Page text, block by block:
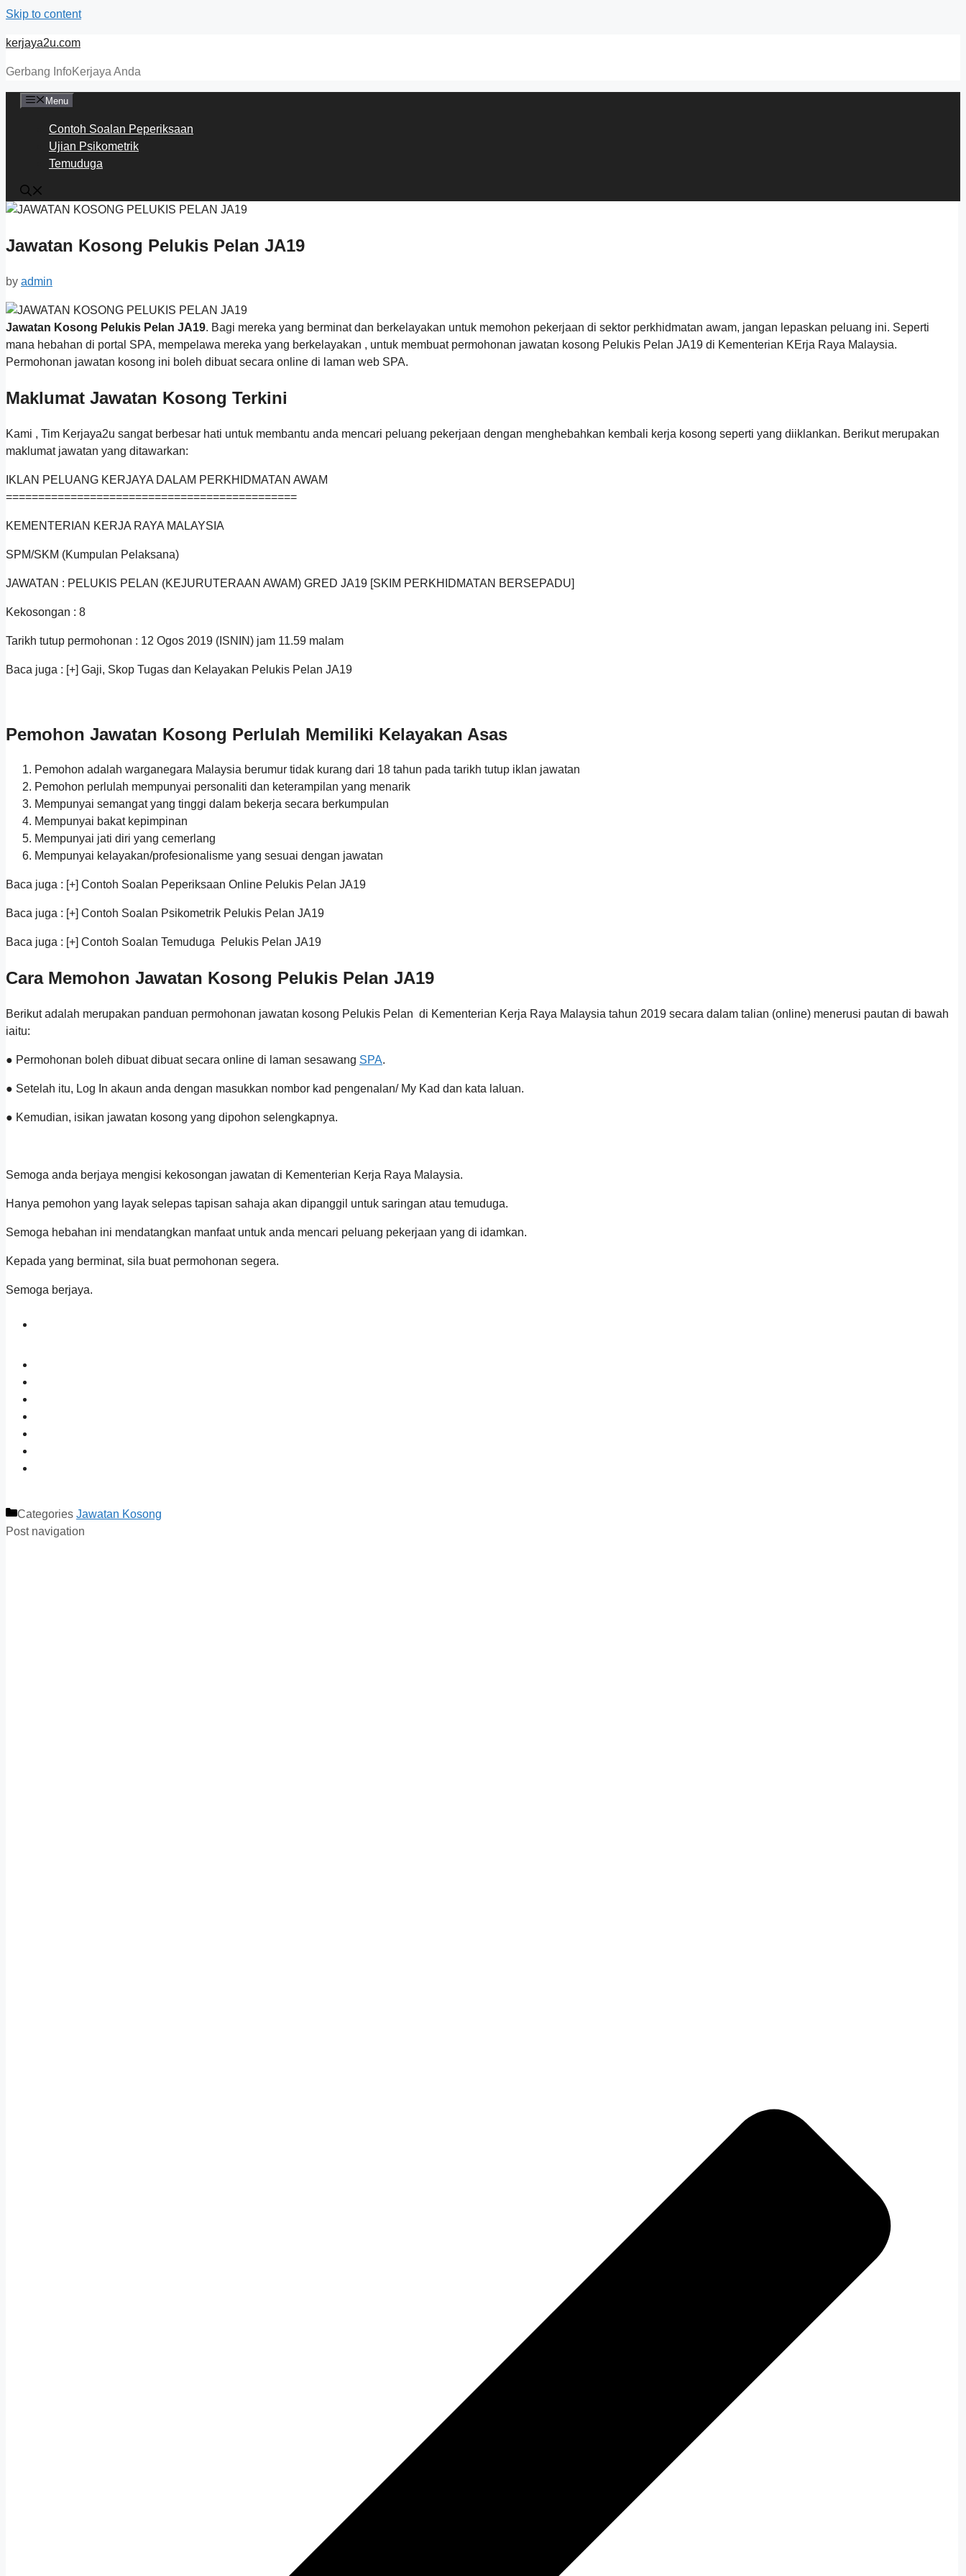
Skip to content
kerjaya2u.com
Gerbang InfoKerjaya Anda
Menu
Contoh Soalan Peperiksaan
Ujian Psikometrik
Temuduga
Jawatan Kosong Pelukis Pelan JA19
by admin
Jawatan Kosong Pelukis Pelan JA19. Bagi mereka yang berminat dan berkelayakan untuk memohon pekerjaan di sektor perkhidmatan awam, jangan lepaskan peluang ini. Seperti
mana hebahan di portal SPA, mempelawa mereka yang berkelayakan , untuk membuat permohonan jawatan kosong Pelukis Pelan JA19 di Kementerian KErja Raya Malaysia.
Permohonan jawatan kosong ini boleh dibuat secara online di laman web SPA.
Maklumat Jawatan Kosong Terkini
Kami , Tim Kerjaya2u sangat berbesar hati untuk membantu anda mencari peluang pekerjaan dengan menghebahkan kembali kerja kosong seperti yang diiklankan. Berikut merupakan
maklumat jawatan yang ditawarkan:
IKLAN PELUANG KERJAYA DALAM PERKHIDMATAN AWAM
=============================================
KEMENTERIAN KERJA RAYA MALAYSIA
SPM/SKM (Kumpulan Pelaksana)
JAWATAN : PELUKIS PELAN (KEJURUTERAAN AWAM) GRED JA19 [SKIM PERKHIDMATAN BERSEPADU]
Kekosongan : 8
Tarikh tutup permohonan : 12 Ogos 2019 (ISNIN) jam 11.59 malam
Baca juga : [+] Gaji, Skop Tugas dan Kelayakan Pelukis Pelan JA19
Pemohon Jawatan Kosong Perlulah Memiliki Kelayakan Asas
Pemohon adalah warganegara Malaysia berumur tidak kurang dari 18 tahun pada tarikh tutup iklan jawatan
Pemohon perlulah mempunyai personaliti dan keterampilan yang menarik
Mempunyai semangat yang tinggi dalam bekerja secara berkumpulan
Mempunyai bakat kepimpinan
Mempunyai jati diri yang cemerlang
Mempunyai kelayakan/profesionalisme yang sesuai dengan jawatan
Baca juga : [+] Contoh Soalan Peperiksaan Online Pelukis Pelan JA19
Baca juga : [+] Contoh Soalan Psikometrik Pelukis Pelan JA19
Baca juga : [+] Contoh Soalan Temuduga Pelukis Pelan JA19
Cara Memohon Jawatan Kosong Pelukis Pelan JA19
Berikut adalah merupakan panduan permohonan jawatan kosong Pelukis Pelan di Kementerian Kerja Raya Malaysia tahun 2019 secara dalam talian (online) menerusi pautan di bawah
iaitu:
● Permohonan boleh dibuat dibuat secara online di laman sesawang SPA.
● Setelah itu, Log In akaun anda dengan masukkan nombor kad pengenalan/ My Kad dan kata laluan.
● Kemudian, isikan jawatan kosong yang dipohon selengkapnya.
Semoga anda berjaya mengisi kekosongan jawatan di Kementerian Kerja Raya Malaysia.
Hanya pemohon yang layak selepas tapisan sahaja akan dipanggil untuk saringan atau temuduga.
Semoga hebahan ini mendatangkan manfaat untuk anda mencari peluang pekerjaan yang di idamkan.
Kepada yang berminat, sila buat permohonan segera.
Semoga berjaya.
Categories Jawatan Kosong
Post navigation